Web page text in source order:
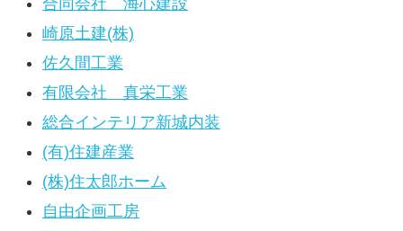
合同会社 海心建設
崎原土建(株)
佐久間工業
有限会社 真栄工業
総合インテリア新城内装
(有)住建産業
(株)住太郎ホーム
自由企画工房